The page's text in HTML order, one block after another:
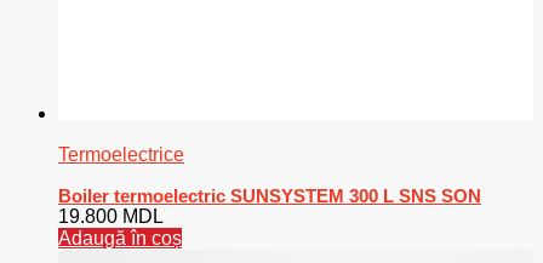
Termoelectrice
Boiler termoelectric SUNSYSTEM 300 L SNS SON
19.800 MDL
Adaugă în coș